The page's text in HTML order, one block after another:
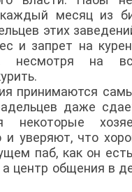
каждый месяц из
этих
и запрет на
несмотря на
принимаются
даже
некоторые
и уверяют, что
паб, как он
а центр общения в